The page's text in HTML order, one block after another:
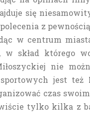
się
z
w centrum
w skład którego
nie
jest też
czas
tylko kilka z